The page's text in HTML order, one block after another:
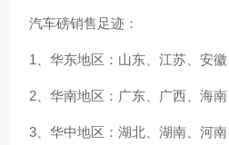
汽车磅销售足迹：
1、华东地区：山东、江苏、安
2、华南地区：广东、广西、海南
3、华中地区：湖北、湖南、河南